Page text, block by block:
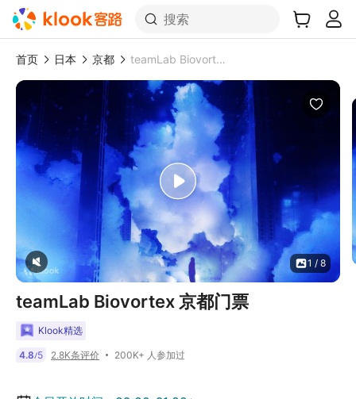
搜索
首页 日本 京都 teamLab Biovortex 京都门票
1 / 8
teamLab Biovortex 京都门票
Klook精选
4.8/5 2.8K条评价 200K+ 人参加过